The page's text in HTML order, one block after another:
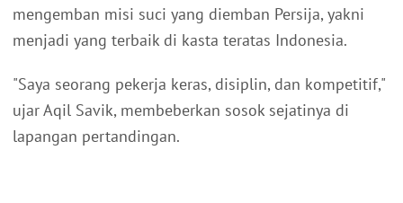
mengemban misi suci yang diemban Persija, yakni
menjadi yang terbaik di kasta teratas Indonesia.
"Saya seorang pekerja keras, disiplin, dan kompetitif,"
ujar Aqil Savik, membeberkan sosok sejatinya di
lapangan pertandingan.